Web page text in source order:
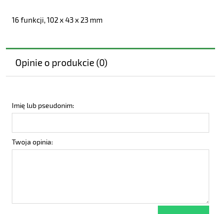
16 funkcji, 102 x 43 x 23 mm
Opinie o produkcie (0)
Imię lub pseudonim:
Twoja opinia: